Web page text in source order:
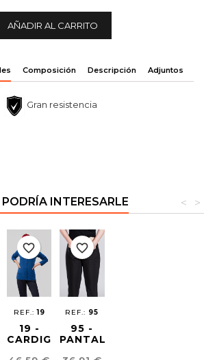
AÑADIR AL CARRITO
Composición Descripción Adjuntos
Gran resistencia
INTERESARLE >
<
REF.:19
19 -
CARDIGAN
favorite_border
REF.: 95
95 -
PANTALÓN
favorite_border